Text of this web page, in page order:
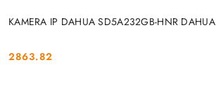
KAMERA IP DAHUA SD5A232GB-HNR DAHUA
Cena:
2863.82